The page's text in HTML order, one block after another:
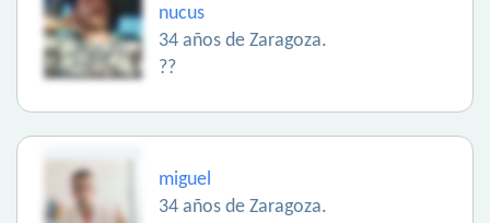
nucus
34 años de Zaragoza.
??
miguel
34 años de Zaragoza.